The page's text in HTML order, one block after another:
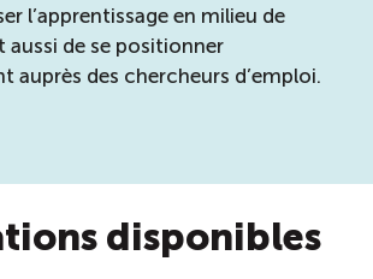
la saisonnalité
d’oeuvre diversifiés
de formations en ligne
l’apprentissage en milieu de
aussi de se positionner
auprès des chercheurs d’emploi.
disponibles